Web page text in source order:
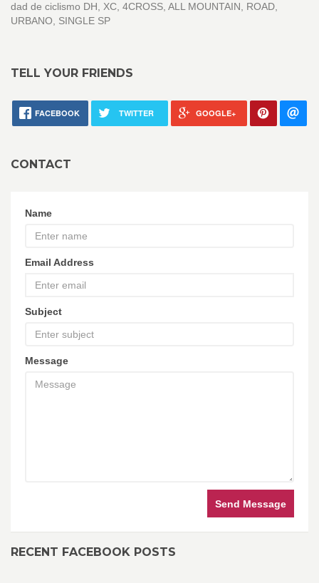
dad de ciclismo DH, XC, 4CROSS, ALL MOUNTAIN, ROAD,
URBANO, SINGLE SP
TELL YOUR FRIENDS
FACEBOOK TWITTER GOOGLE+
CONTACT
Name
Email Address
Subject
Message
Send Message
RECENT FACEBOOK POSTS